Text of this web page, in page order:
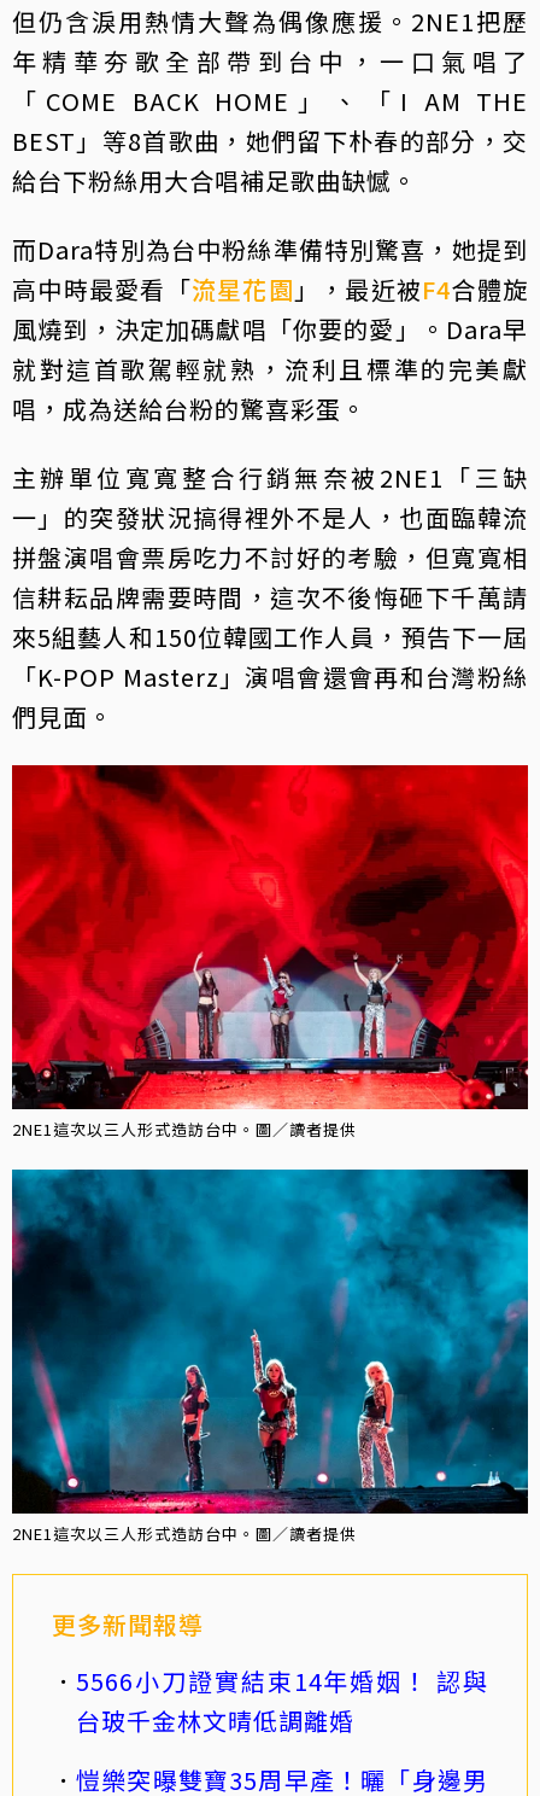
但仍含淚用熱情大聲為偶像應援。2NE1把歷
年精華夯歌全部帶到台中，一口氣唱了
「COME BACK HOME」、「I AM THE
BEST」等8首歌曲，她們留下朴春的部分，交
給台下粉絲用大合唱補足歌曲缺憾。
而Dara特別為台中粉絲準備特別驚喜，她提到
高中時最愛看「流星花園 」，最近被F4合體旋
風燒到，決定加碼獻唱「你要的愛」。Dara早
就對這首歌駕輕就熟，流利且標準的完美獻
唱，成為送給台粉的驚喜彩蛋。
主辦單位寬寬整合行銷無奈被2NE1「三缺
一」的突發狀況搞得裡外不是人，也面臨韓流
拼盤演唱會票房吃力不討好的考驗，但寬寬相
信耕耘品牌需要時間，這次不後悔砸下千萬請
來5組藝人和150位韓國工作人員，預告下一屆
「K-POP Masterz」演唱會還會再和台灣粉絲
們見面。
2NE1這次以三人形式造訪台中。圖／讀者提供
2NE1這次以三人形式造訪台中。圖／讀者提供
更多新聞報導
5566小刀證實結束14年婚姻！ 認與
台玻千金林文晴低調離婚
愷樂突曝雙寶35周早產！曬「身邊男